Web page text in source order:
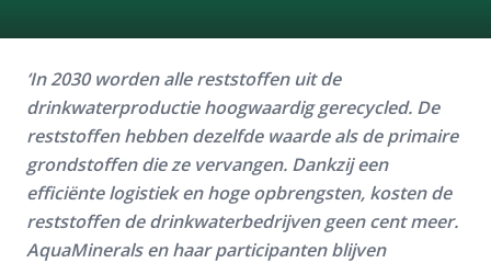
‘In 2030 worden alle reststoffen uit de
drinkwaterproductie hoogwaardig gerecycled. De
reststoffen hebben dezelfde waarde als de primaire
grondstoffen die ze vervangen. Dankzij een
efficiënte logistiek en hoge opbrengsten, kosten de
reststoffen de drinkwaterbedrijven geen cent meer.
AquaMinerals en haar participanten blijven